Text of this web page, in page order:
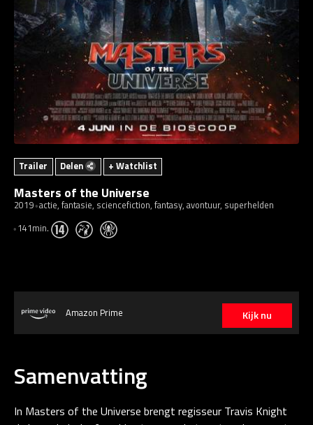
Trailer Delen + Watchlist
Masters of the Universe
2019 actie, fantasie, sciencefiction, fantasy, avontuur, superhelden
141min.
Kijk nu
Amazon Prime
Samenvatting
In Masters of the Universe brengt regisseur Travis Knight